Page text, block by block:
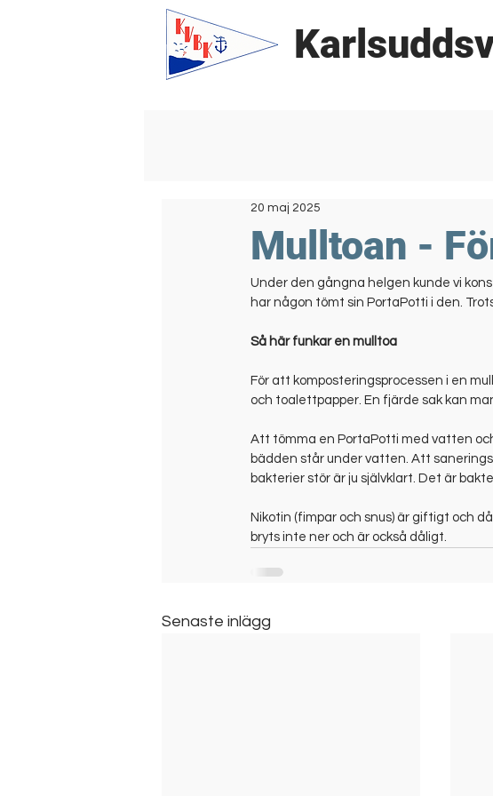
Mulltoan -
20 maj 2025
Under den gångna helgen kunde vi
har någon tömt sin PortaPotti i den.
Så här funkar en mulltoa
För att komposteringsprocessen i en
och toalettpapper. En fjärde sak kan
Att tömma en PortaPotti med vatten
bädden står under vatten. Att
bakterier stör är ju självklart. Det är
Nikotin (fimpar och snus) är giftigt och
bryts inte ner och är också dåligt.
Senaste inlägg